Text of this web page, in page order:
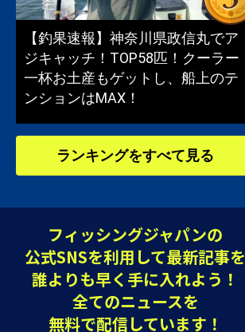
【釣果速報】神奈川県政信丸でア
ジキャッチ！TOP58匹！クーラー
一杯お土産もゲットし、船上のテ
ンションはMAX！
ランキングをすべて見る
フィッシングジャパンの
公式SNSを利用して最新記事を
誰よりも早く手に入れよう！
全てのニュースを
無料で配信しています！